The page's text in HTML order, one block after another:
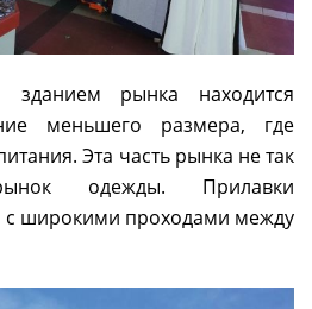
рынка находится
меньшего размера, где
Эта часть рынка не так
одежды. Прилавки
с широкими проходами между